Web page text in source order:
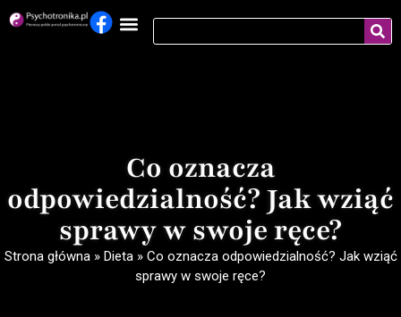
Co oznacza
odpowiedzialność? Jak wziąć
sprawy w swoje ręce?
Strona główna» Dieta» Co oznacza odpowiedzialność? Jak wziąć
sprawy w swoje ręce?